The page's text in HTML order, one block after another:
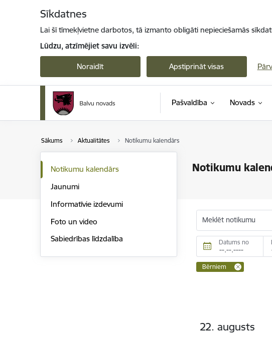
Sīkdatnes
Lai šī tīmekļvietne darbotos, tā izmanto obligāti nepieciešamās
Lūdzu, atzīmējiet savu izvēli:
Noraidīt Apstiprināt visas
Pašvaldība Novads
Sākums Aktualitātes Notikumu kalendārs
Notikumu
Notikumu kalendārs
Jaunumi
Informatīvie izdevumi
Foto un video
Sabiedrības līdzdalība
Meklēt notikumu
Datums no
Bērniem
22. augusts